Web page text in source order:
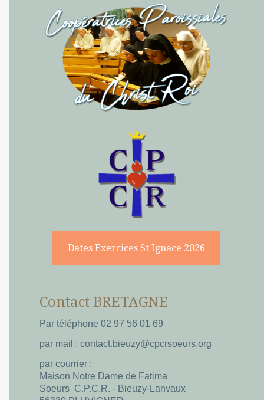
Dates Exercices St Ignace 2026
Contact BRETAGNE
Par téléphone 02 97 56 01 69
par mail : contact.bieuzy@cpcrsoeurs.org
par courrier :
Maison Notre Dame de Fatima
Soeurs C.P.C.R. - Bieuzy-Lanvaux
Soeurs CPCR
RETRAITE SPI. DE ST
IGNACE
SOEURS CPCR
NOUS SOUTENIR
NOS CONTACTS
FRATERNITÉS